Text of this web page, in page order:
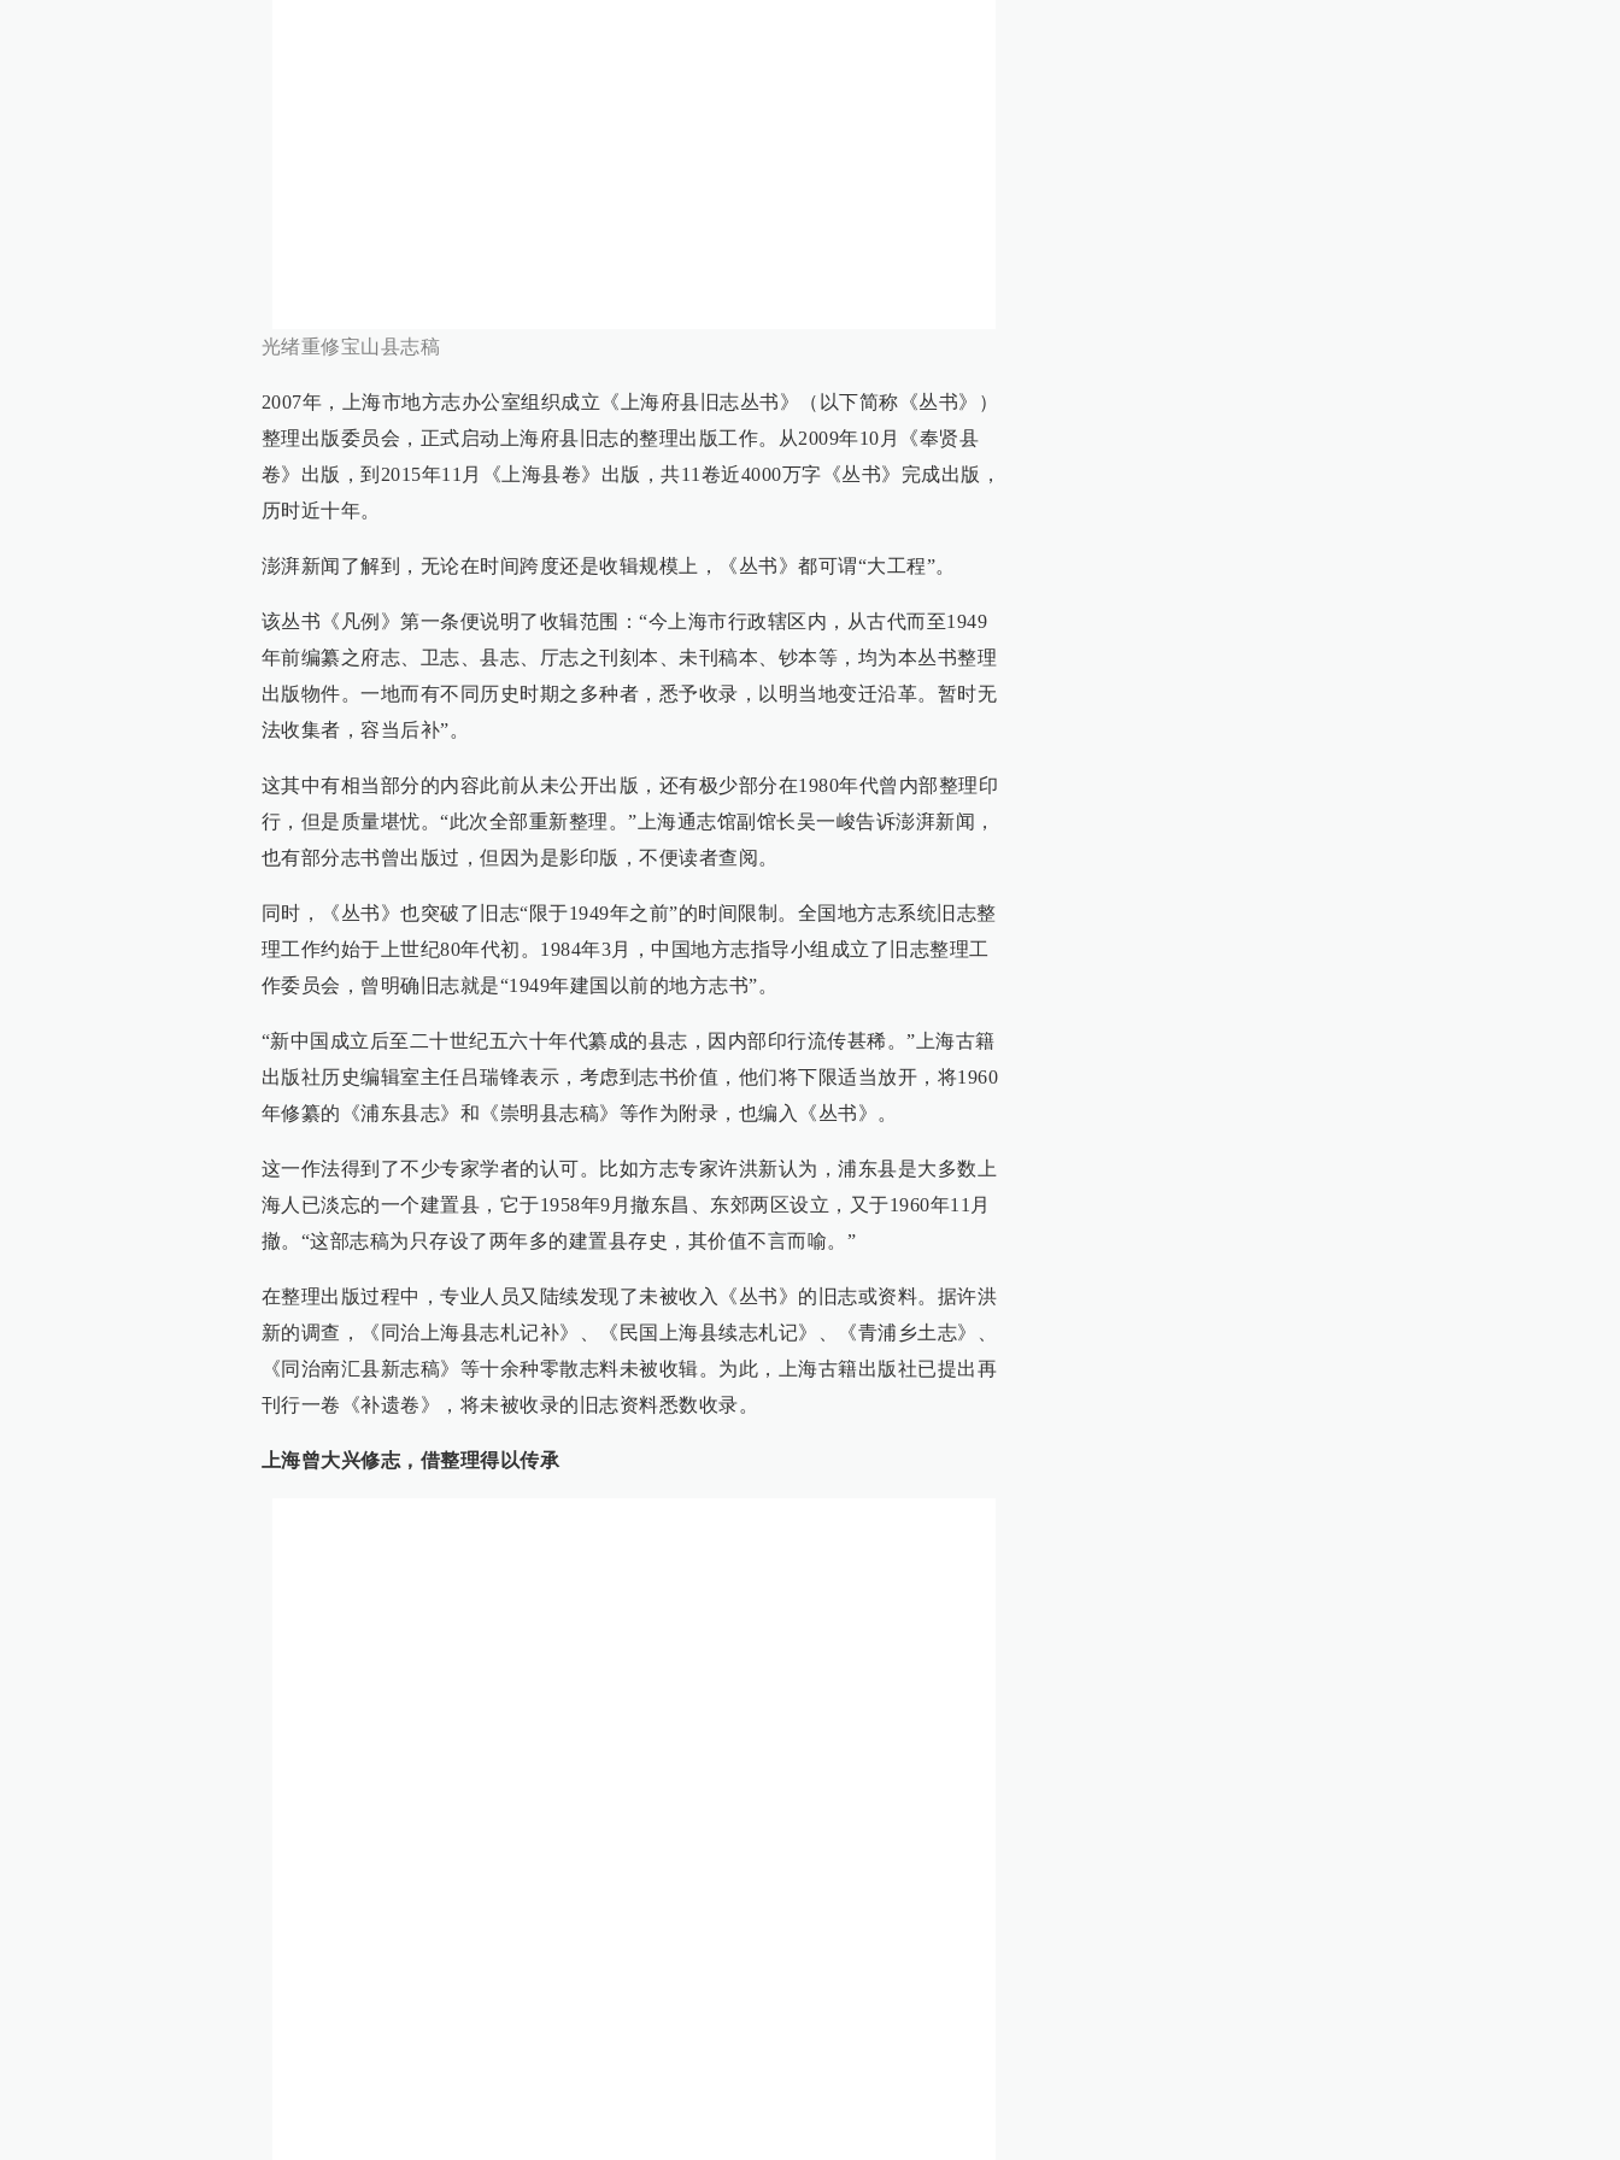
光绪重修宝山县志稿
2007年，上海市地方志办公室组织成立《上海府县旧志丛书》（以下简称《丛书》）
整理出版委员会，正式启动上海府县旧志的整理出版工作。从2009年10月《奉贤县
卷》出版，到2015年11月《上海县卷》出版，共11卷近4000万字《丛书》完成出版，
历时近十年。
澎湃新闻了解到，无论在时间跨度还是收辑规模上，《丛书》都可谓“大工程”。
该丛书《凡例》第一条便说明了收辑范围：“今上海市行政辖区内，从古代而至1949
年前编纂之府志、卫志、县志、厅志之刊刻本、未刊稿本、钞本等，均为本丛书整理
出版物件。一地而有不同历史时期之多种者，悉予收录，以明当地变迁沿革。暂时无
法收集者，容当后补”。
这其中有相当部分的内容此前从未公开出版，还有极少部分在1980年代曾内部整理印
行，但是质量堪忧。“此次全部重新整理。”上海通志馆副馆长吴一峻告诉澎湃新闻，
也有部分志书曾出版过，但因为是影印版，不便读者查阅。
同时，《丛书》也突破了旧志“限于1949年之前”的时间限制。全国地方志系统旧志整
理工作约始于上世纪80年代初。1984年3月，中国地方志指导小组成立了旧志整理工
作委员会，曾明确旧志就是“1949年建国以前的地方志书”。
“新中国成立后至二十世纪五六十年代纂成的县志，因内部印行流传甚稀。”上海古籍
出版社历史编辑室主任吕瑞锋表示，考虑到志书价值，他们将下限适当放开，将1960
年修纂的《浦东县志》和《崇明县志稿》等作为附录，也编入《丛书》。
这一作法得到了不少专家学者的认可。比如方志专家许洪新认为，浦东县是大多数上
海人已淡忘的一个建置县，它于1958年9月撤东昌、东郊两区设立，又于1960年11月
撤。“这部志稿为只存设了两年多的建置县存史，其价值不言而喻。”
在整理出版过程中，专业人员又陆续发现了未被收入《丛书》的旧志或资料。据许洪
新的调查，《同治上海县志札记补》、《民国上海县续志札记》、《青浦乡土志》、
《同治南汇县新志稿》等十余种零散志料未被收辑。为此，上海古籍出版社已提出再
刊行一卷《补遗卷》，将未被收录的旧志资料悉数收录。
上海曾大兴修志，借整理得以传承